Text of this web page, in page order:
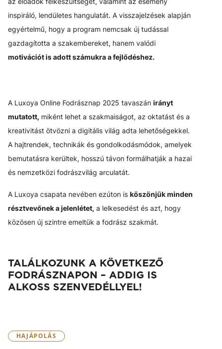
inspiráló, lendületes hangulatát. A visszajelzések alapján
egyértelmű, hogy a program nemcsak új tudással
gazdagította a szakembereket, hanem valódi
motivációt is adott számukra a fejlődéshez.
A Luxoya Online Fodrásznap 2025 tavaszán irányt
mutatott, miként lehet a szakmaiságot, az oktatást és a
kreativitást ötvözni a digitális világ adta lehetőségekkel.
A hajtrendek, technikák és gondolkodásmódok, amelyek
bemutatásra kerültek, hosszú távon formálhatják a hazai
és nemzetközi fodrászvilág arculatát.
A Luxoya csapata nevében ezúton is köszönjük minden
résztvevőnek a jelenlétet, a lelkesedést és azt, hogy
közösen új szintre emeltük a fodrász szakmát.
TALÁLKOZUNK A KÖVETKEZŐ
FODRÁSZNAPON – ADDIG IS
ALKOSS SZENVEDÉLLYEL!
HAJÁPOLÁS